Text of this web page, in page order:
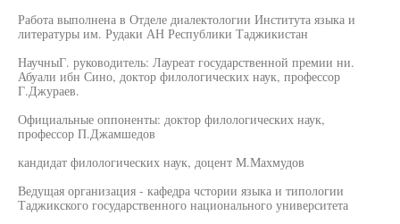
Работа выполнена в Отделе диалектологии Института языка и
литературы им. Рудаки АН Республики Таджикистан
НаучныГ. руководитель: Лауреат государственной премии ни.
Абуали ибн Сино, доктор филологических наук, профессор
Г.Джураев.
Официальные оппоненты: доктор филологических наук,
профессор П.Джамшедов
кандидат филологических наук, доцент М.Махмудов
Ведущая организация - кафедра чстории языка и типологии
Таджикского государственного национального университета